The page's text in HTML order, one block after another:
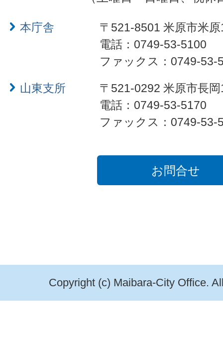
本庁舎
〒521-8501 米原市米
電話：0749-53-5100
ファックス：0749-53-
山東支所
〒521-0292 米原市長
電話：0749-53-5170
ファックス：0749-53-
お問合せ
Copyright (c) Maibara-City Office.